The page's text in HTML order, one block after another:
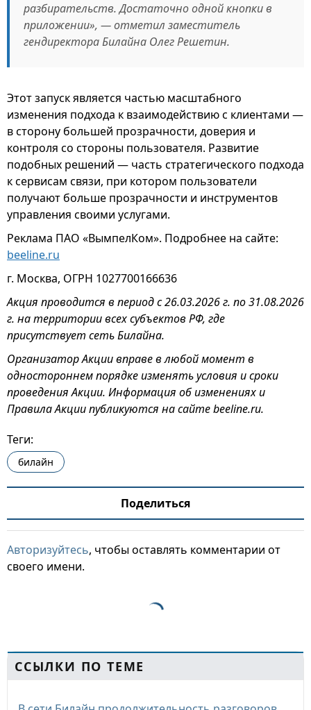
разбирательств. Достаточно одной кнопки в
приложении», — отметил заместитель
гендиректора Билайна Олег Решетин.
Этот запуск является частью масштабного
изменения подхода к взаимодействию с клиентами —
в сторону большей прозрачности, доверия и
контроля со стороны пользователя. Развитие
подобных решений — часть стратегического подхода
к сервисам связи, при котором пользователи
получают больше прозрачности и инструментов
управления своими услугами.
Реклама ПАО «ВымпелКом». Подробнее на сайте:
beeline.ru
г. Москва, ОГРН 1027700166636
Акция проводится в период с 26.03.2026 г. по 31.08.2026
г. на территории всех субъектов РФ, где
присутствует сеть Билайна.
Организатор Акции вправе в любой момент в
одностороннем порядке изменять условия и сроки
проведения Акции. Информация об изменениях и
Правила Акции публикуются на сайте beeline.ru.
Теги:
билайн
Поделиться
Авторизуйтесь, чтобы оставлять комментарии от
своего имени.
ССЫЛКИ ПО ТЕМЕ